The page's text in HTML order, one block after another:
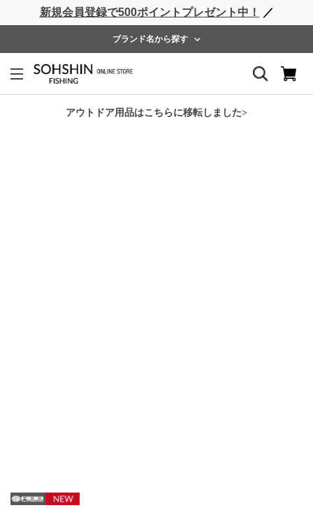
新規会員登録で500ポイントプレゼント中！ ／
ブランド名から探す
アウトドア用品はこちらに移転しました>
ライフベスト ウェーダー レインウェア フットウェア
ホーム > RBB >